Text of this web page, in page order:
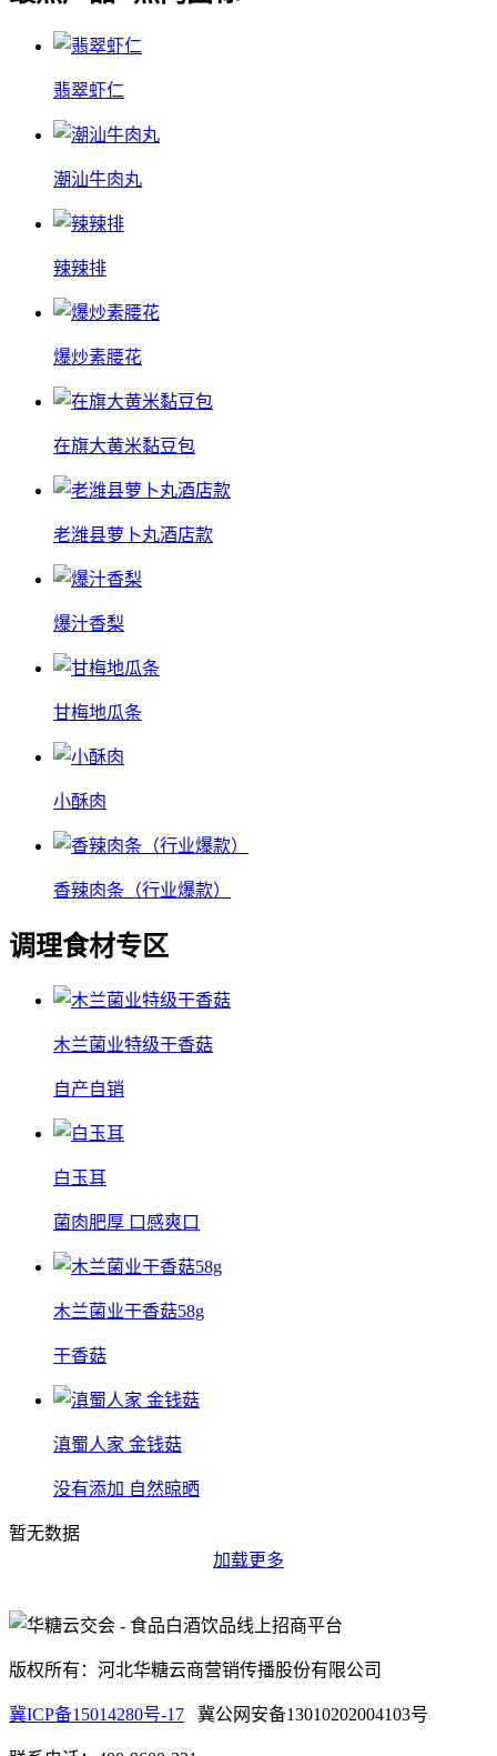
翡翠虾仁
潮汕牛肉丸
辣辣排
爆炒素腰花
在旗大黄米黏豆包
老潍县萝卜丸酒店款
爆汁香梨
甘梅地瓜条
小酥肉
香辣肉条（行业爆款）
调理食材专区
木兰菌业特级干香菇
自产自销
白玉耳
菌肉肥厚 口感爽口
木兰菌业干香菇58g
干香菇
滇蜀人家 金钱菇
没有添加 自然晾晒
暂无数据
加载更多
版权所有：河北华糖云商营销传播股份有限公司
冀ICP备15014280号-17 冀公网安备13010202004103号